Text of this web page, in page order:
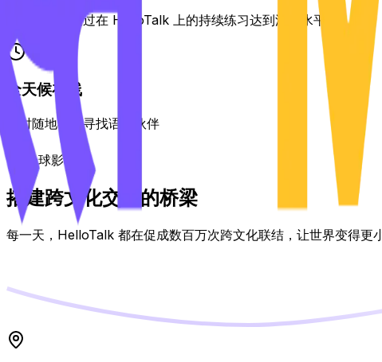
数百万用户通过在 HelloTalk 上的持续练习达到流利水平
全天候在线
随时随地在线寻找语言伙伴
全球影响力
搭建跨文化交流的桥梁
每一天，HelloTalk 都在促成数百万次跨文化联结，让世界变得更